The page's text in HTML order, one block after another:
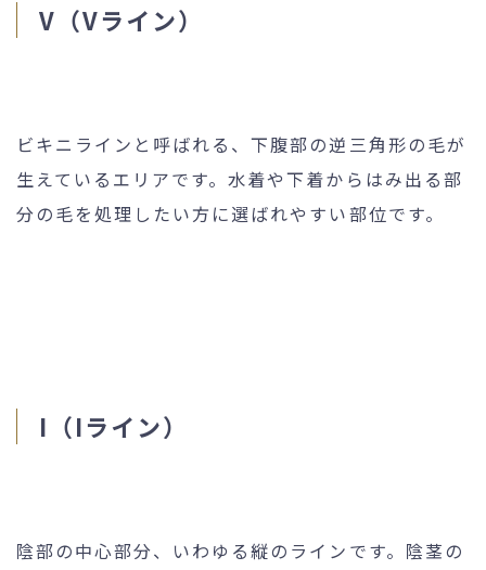
V（Vライン）
ビキニラインと呼ばれる、下腹部の逆三角形の毛が
生えているエリアです。水着や下着からはみ出る部
分の毛を処理したい方に選ばれやすい部位です。
I（Iライン）
陰部の中心部分、いわゆる縦のラインです。陰茎の